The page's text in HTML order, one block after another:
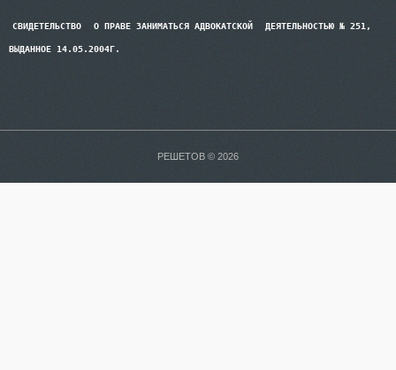
СВИДЕТЕЛЬСТВО О ПРАВЕ ЗАНИМАТЬСЯ АДВОКАТСКОЙ ДЕЯТЕЛЬНОСТЬЮ № 251,
ВЫДАННОЕ 14.05.2004Г.
РЕШЕТОВ © 2026